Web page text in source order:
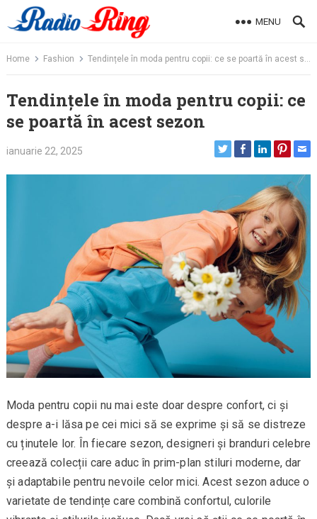
to
MENU
Home Fashion Tendințele în moda pentru copii: ce se poartă în acest sezon
Tendințele în moda pentru copii: ce
se poartă în acest sezon
ianuarie 22, 2025
Moda pentru copii nu mai este doar despre confort, ci și
despre a-i lăsa pe cei mici să se exprime și să se distreze
cu ținutele lor. În fiecare sezon, designeri și branduri celebre
creează colecții care aduc în prim-plan stiluri moderne, dar
și adaptabile pentru nevoile celor mici. Acest sezon aduce o
varietate de tendințe care combină confortul, culorile